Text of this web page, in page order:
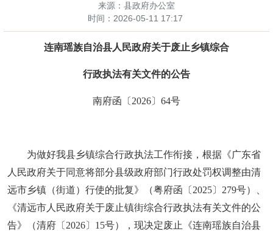
来源：县政府办公室
时间： 2026-05-11 17:17
连南瑶族自治县人民政府关于废止乡镇综合
行政执法有关文件的公告
南府函〔 2026〕 64号
为做好我县乡镇综合行政执法工作衔接，根据《广东省
人民政府关于同意将部分县级政府部门行政处罚权调整由清
远市乡镇（街道）行使的批复》（粤府函〔 2025〕279号）、
《清远市人民政府关于废止镇街综合行政执法有关文件的公
告》（清府〔2026〕15号），现决定废止《连南瑶族自治县